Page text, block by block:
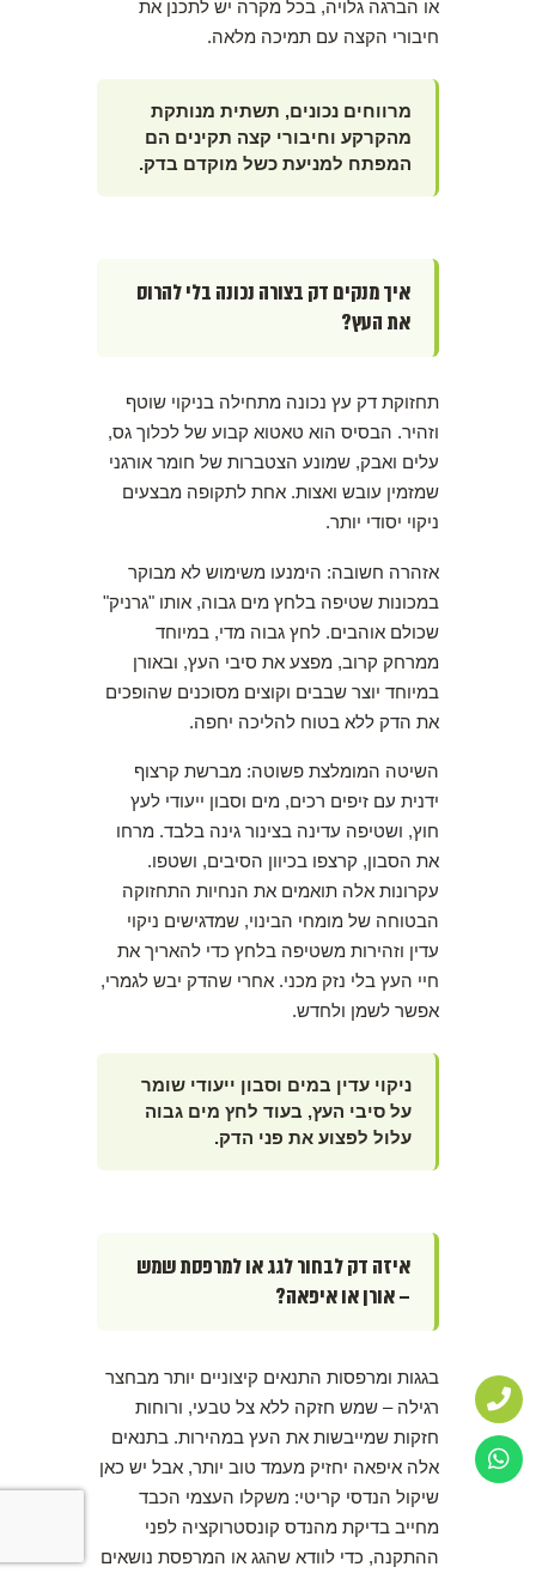
או הברגה גלויה, בכל מקרה יש לתכנן את
חיבורי הקצה עם תמיכה מלאה.
מרווחים נכונים, תשתית מנותקת
מהקרקע וחיבורי קצה תקינים הם
המפתח למניעת כשל מוקדם בדק.
איך מנקים דק בצורה נכונה בלי להרוס
את העץ?
תחזוקת דק עץ נכונה מתחילה בניקוי שוטף
וזהיר. הבסיס הוא טאטוא קבוע של לכלוך גס,
עלים ואבק, שמונע הצטברות של חומר אורגני
שמזמין עובש ואצות. אחת לתקופה מבצעים
ניקוי יסודי יותר.
אזהרה חשובה: הימנעו משימוש לא מבוקר
במכונות שטיפה בלחץ מים גבוה, אותו "גרניק"
שכולם אוהבים. לחץ גבוה מדי, במיוחד
ממרחק קרוב, מפצע את סיבי העץ, ובאורן
במיוחד יוצר שבבים וקוצים מסוכנים שהופכים
את הדק ללא בטוח להליכה יחפה.
השיטה המומלצת פשוטה: מברשת קרצוף
ידנית עם זיפים רכים, מים וסבון ייעודי לעץ
חוץ, ושטיפה עדינה בצינור גינה בלבד. מרחו
את הסבון, קרצפו בכיוון הסיבים, ושטפו.
עקרונות אלה תואמים את הנחיות התחזוקה
הבטוחה של מומחי הבינוי, שמדגישים ניקוי
עדין וזהירות משטיפה בלחץ כדי להאריך את
חיי העץ בלי נזק מכני. אחרי שהדק יבש לגמרי,
אפשר לשמן ולחדש.
ניקוי עדין במים וסבון ייעודי שומר
על סיבי העץ, בעוד לחץ מים גבוה
עלול לפצוע את פני הדק.
איזה דק לבחור לגג או למרפסת שמש
– אורן או איפאה?
בגגות ומרפסות התנאים קיצוניים יותר מבחצר
רגילה – שמש חזקה ללא צל טבעי, ורוחות
חזקות שמייבשות את העץ במהירות. בתנאים
אלה איפאה יחזיק מעמד טוב יותר, אבל יש כאן
שיקול הנדסי קריטי: משקלו העצמי הכבד
מחייב בדיקת מהנדס קונסטרוקציה לפני
ההתקנה, כדי לוודא שהגג או המרפסת נושאים